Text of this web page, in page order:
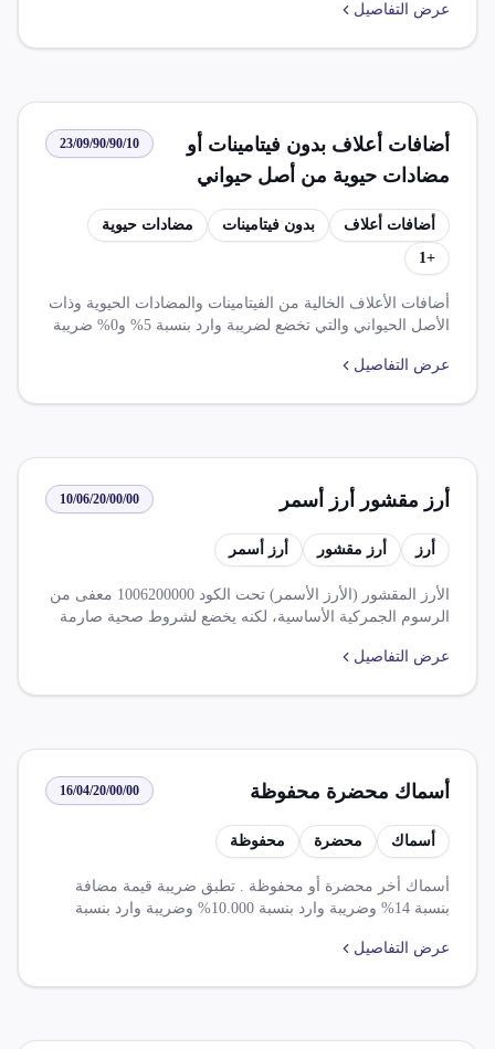
عرض التفاصيل
أضافات أعلاف بدون فيتامينات أو
مضادات حيوية من أصل حيواني
23/09/90/90/10
أضافات أعلاف بدون فيتامينات
مضادات حيوية
+
1
أضافات الأعلاف الخالية من الفيتامينات والمضادات الحيوية وذات
الأصل الحيواني والتي تخضع لضريبة وارد بنسبة 5% و0% ضريبة
عرض التفاصيل
أرز مقشور أرز أسمر 10/06/20/00/00
أرز أرز مقشور أرز أسمر
الأرز المقشور (الأرز الأسمر) تحت الكود 1006200000 معفى من
الرسوم الجمركية الأساسية، لكنه يخضع لشروط صحية صارمة
وهيئة سلامة الغذاء، مع فحص إشعاعي للواردات من اليابان
عرض التفاصيل
أسماك محضرة محفوظة 16/04/20/00/00
أسماك محضرة محفوظة
أسماك أخر محضرة أو محفوظة . تطبق ضريبة قيمة مضافة
بنسبة 14% وضريبة وارد بنسبة 10.000% وضريبة وارد بنسبة
عرض التفاصيل